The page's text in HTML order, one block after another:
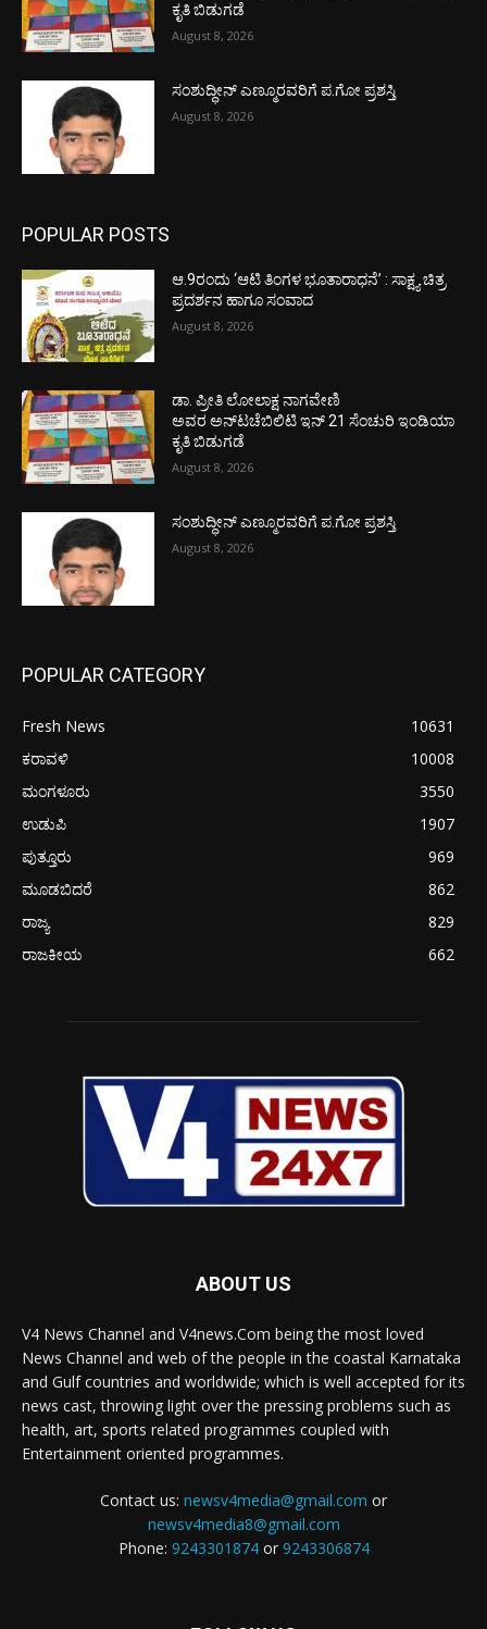
ಕೃತಿ ಬಿಡುಗಡೆ
August 8, 2026
ಸಂಶುದ್ಧೀನ್ ಎಣ್ಮೂರವರಿಗೆ ಪ.ಗೋ ಪ್ರಶಸ್ತಿ
August 8, 2026
POPULAR POSTS
ಆ.9ರಂದು ‘ಆಟಿ ತಿಂಗಳ ಭೂತಾರಾಧನೆ’ : ಸಾಕ್ಷ್ಯ ಚಿತ್ರ
ಪ್ರದರ್ಶನ ಹಾಗೂ ಸಂವಾದ
August 8, 2026
ಡಾ. ಪ್ರೀತಿ ಲೋಲಾಕ್ಷ ನಾಗವೇಣಿ
ಅವರ ಅನ್‌ಟಚೆಬಿಲಿಟಿ ಇನ್ 21 ಸೆಂಚುರಿ ಇಂಡಿಯಾ
ಕೃತಿ ಬಿಡುಗಡೆ
August 8, 2026
ಸಂಶುದ್ಧೀನ್ ಎಣ್ಮೂರವರಿಗೆ ಪ.ಗೋ ಪ್ರಶಸ್ತಿ
August 8, 2026
POPULAR CATEGORY
Fresh News
10631
ಕರಾವಳಿ
10008
ಮಂಗಳೂರು
3550
ಉಡುಪಿ
1907
ಪುತ್ತೂರು
969
ಮೂಡಬಿದರೆ
862
ರಾಜ್ಯ
829
ರಾಜಕೀಯ
662
ABOUT US
V4 News Channel and V4news.Com being the most loved
News Channel and web of the people in the coastal Karnataka
and Gulf countries and worldwide; which is well accepted for its
news cast, throwing light over the pressing problems such as
health, art, sports related programmes coupled with
Entertainment oriented programmes.
Contact us: newsv4media@gmail.com or
newsv4media8@gmail.com
Phone: 9243301874or 9243306874